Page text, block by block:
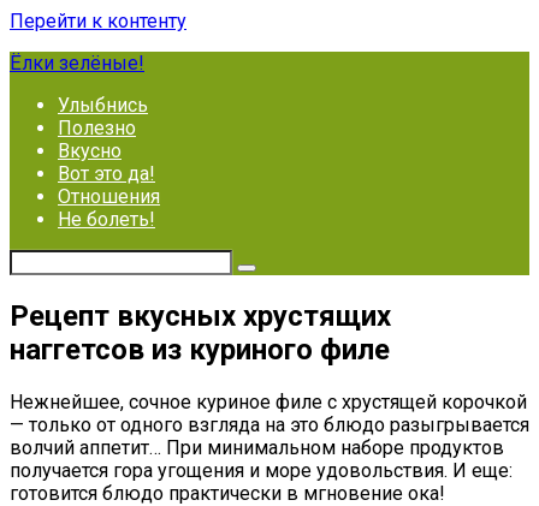
Перейти к контенту
Ёлки зелёные!
Улыбнись
Полезно
Вкусно
Вот это да!
Отношения
Не болеть!
Рецепт вкусных хрустящих
наггетсов из куриного филе
Нежнейшее, сочное куриное филе с хрустящей корочкой
— только от одного взгляда на это блюдо разыгрывается
волчий аппетит… При минимальном наборе продуктов
получается гора угощения и море удовольствия. И еще:
готовится блюдо практически в мгновение ока!